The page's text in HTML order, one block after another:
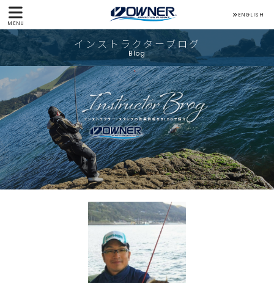
MENU
ENGLISH
インストラクターブログ
Blog